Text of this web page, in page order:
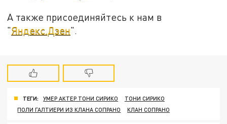
А также присоединяйтесь к нам в
"Яндекс.Дзен".
ТЕГИ: УМЕР АКТЕР ТОНИ СИРИКО
ТОНИ СИРИКО
ПОЛИ ГАЛТИЕРИ ИЗ КЛАНА СОПРАНО
КЛАН СОПРАНО